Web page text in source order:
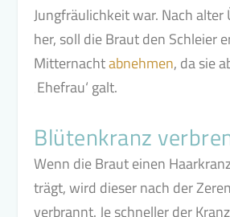
Jungfräulichkeit war. Nach alter
her, soll die Braut den Schleier
Mitternachtabnehmen, da sie
‚Ehefrau‘ galt.
Blütenkranz
Wenn die Braut einen
trägt, wird dieser nach der
verbrannt. Je schneller der